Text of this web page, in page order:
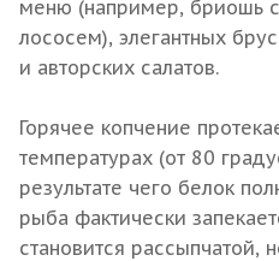
меню (например, бриошь
лососем), элегантных
и авторских салатов.
Горячее копчение
температурах (от 80
результате чего белок
рыба фактически
становится рассыпчатой,